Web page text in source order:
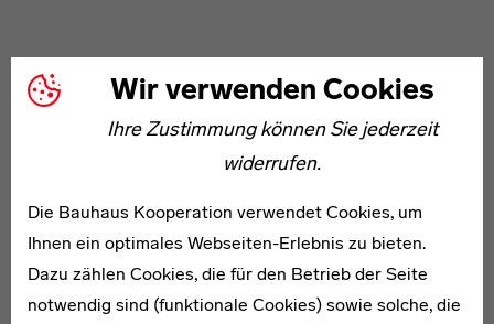
Wir verwenden Cookies
Ihre Zustimmung können Sie jederzeit
widerrufen.
Die Bauhaus Kooperation verwendet Cookies, um
Ihnen ein optimales Webseiten-Erlebnis zu bieten.
Dazu zählen Cookies, die für den Betrieb der Seite
notwendig sind (funktionale Cookies) sowie solche, die
Max Bayer
* 1902